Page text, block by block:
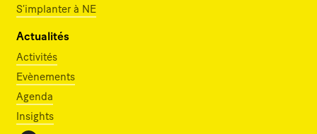
S’implanter à NE
Actualités
Activités
Evènements
Agenda
Insights